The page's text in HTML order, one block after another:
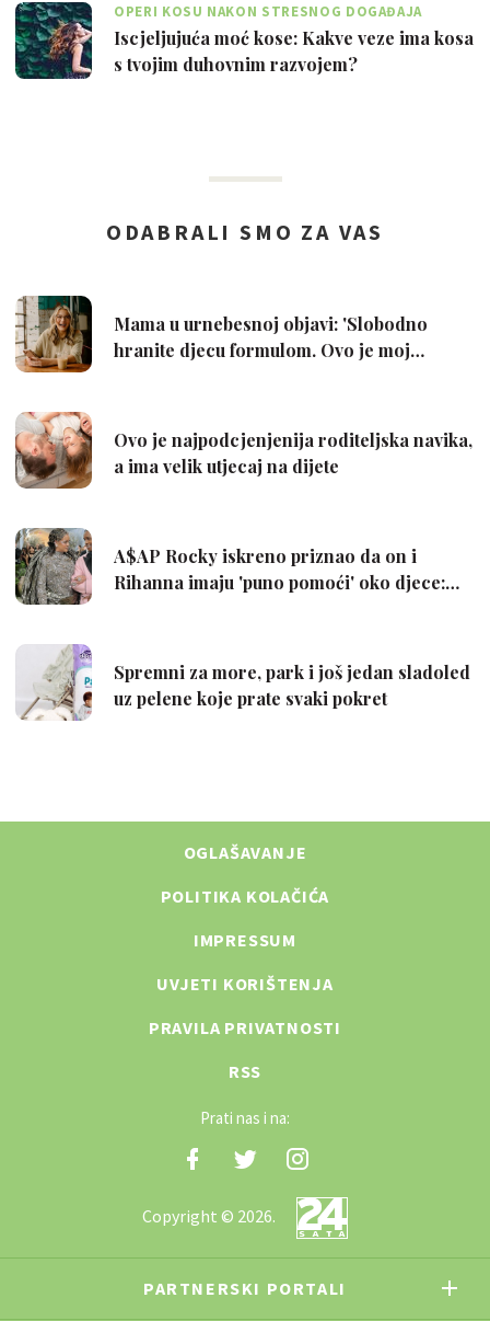
OPERI KOSU NAKON STRESNOG DOGAĐAJA
Iscjeljujuća moć kose: Kakve veze ima kosa
s tvojim duhovnim razvojem?
OGLAŠAVANJE
POLITIKA KOLAČIĆA
IMPRESSUM
UVJETI KORIŠTENJA
PRAVILA PRIVATNOSTI
RSS
Prati nas i na:
Copyright © 2026.
PARTNERSKI PORTALI